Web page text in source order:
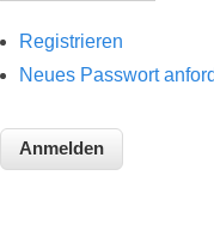
Registrieren
Neues Passwort